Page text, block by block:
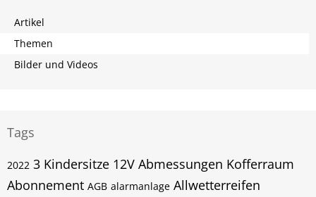
Artikel
Themen
Bilder und Videos
Tags
2022 3 Kindersitze 12V Abmessungen Kofferraum
Abonnement AGB alarmanlage Allwetterreifen